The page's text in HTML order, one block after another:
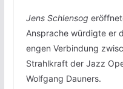
Jens Schlensog
Ansprache würdigte er
engen Verbindung
Strahlkraft der Jazz
Wolfgang Dauners.